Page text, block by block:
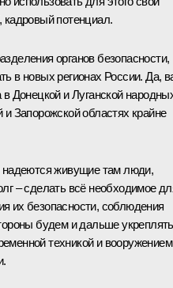
кадровый потенциал.
органов безопасности,
в новых регионах России. Да,
в Донецкой и Луганской
и Запорожской областях крайне
живущие там люди,
– сделать всё необходимое
их безопасности, соблюдения
будем и дальше укреплять
техникой и